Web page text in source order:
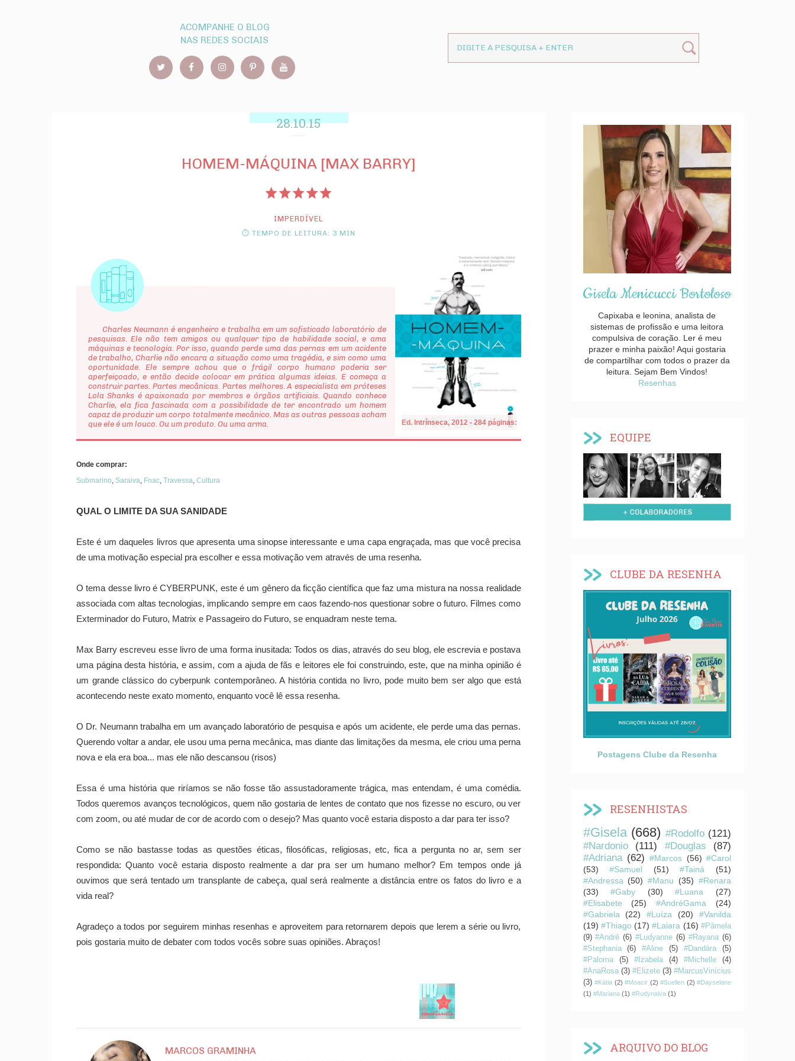
ACOMPANHE O BLOG
NAS REDES SOCIAIS
28.10.15
HOMEM-MÁQUINA [MAX BARRY]
IMPERDÍVEL
⏱ TEMPO DE LEITURA: 3 MIN
Ed. Intrínseca, 2012 - 284 páginas:
Charles Neumann é engenheiro e trabalha em um sofisticado laboratório de
pesquisas. Ele não tem amigos ou qualquer tipo de habilidade social, e ama
máquinas e tecnologia. Por isso, quando perde uma das pernas em um acidente
de trabalho, Charlie não encara a situação como uma tragédia, e sim como uma
oportunidade. Ele sempre achou que o frágil corpo humano poderia ser
aperfeiçoado, e então decide colocar em prática algumas ideias. E começa a
construir partes. Partes mecânicas. Partes melhores. A especialista em próteses
Lola Shanks é apaixonada por membros e órgãos artificiais. Quando conhece
Charlie, ela fica fascinada com a possibilidade de ter encontrado um homem
capaz de produzir um corpo totalmente mecânico. Mas as outras pessoas acham
que ele é um louco. Ou um produto. Ou uma arma.
Onde comprar:
Submarino, Saraiva, Fnac, Travessa, Cultura
QUAL O LIMITE DA SUA SANIDADE
Este é um daqueles livros que apresenta uma sinopse interessante e uma capa engraçada, mas que você precisa
de uma motivação especial pra escolher e essa motivação vem através de uma resenha.
O tema desse livro é CYBERPUNK, este é um gênero da ficção científica que faz uma mistura na nossa realidade
associada com altas tecnologias, implicando sempre em caos fazendo-nos questionar sobre o futuro. Filmes como
Exterminador do Futuro, Matrix e Passageiro do Futuro, se enquadram neste tema.
Max Barry escreveu esse livro de uma forma inusitada: Todos os dias, através do seu blog, ele escrevia e postava
uma página desta história, e assim, com a ajuda de fãs e leitores ele foi construindo, este, que na minha opinião é
um grande clássico do cyberpunk contemporâneo. A história contida no livro, pode muito bem ser algo que está
acontecendo neste exato momento, enquanto você lê essa resenha.
O Dr. Neumann trabalha em um avançado laboratório de pesquisa e após um acidente, ele perde uma das pernas.
Querendo voltar a andar, ele usou uma perna mecânica, mas diante das limitações da mesma, ele criou uma perna
nova e ela era boa... mas ele não descansou (risos)
Essa é uma história que riríamos se não fosse tão assustadoramente trágica, mas entendam, é uma comédia.
Todos queremos avanços tecnológicos, quem não gostaria de lentes de contato que nos fizesse no escuro, ou ver
com zoom, ou até mudar de cor de acordo com o desejo? Mas quanto você estaria disposto a dar para ter isso?
Como se não bastasse todas as questões éticas, filosóficas, religiosas, etc, fica a pergunta no ar, sem ser
respondida: Quanto você estaria disposto realmente a dar pra ser um humano melhor? Em tempos onde já
ouvimos que será tentado um transplante de cabeça, qual será realmente a distância entre os fatos do livro e a
vida real?
Agradeço a todos por seguirem minhas resenhas e aproveitem para retornarem depois que lerem a série ou livro,
pois gostaria muito de debater com todos vocês sobre suas opiniões. Abraços!
MARCOS GRAMINHA
Gisela Menicucci Bortoloso
Capixaba e leonina, analista de
sistemas de profissão e uma leitora
compulsiva de coração. Ler é meu
prazer e minha paixão! Aqui gostaria
de compartilhar com todos o prazer da
leitura. Sejam Bem Vindos!
Resenhas
EQUIPE
CLUBE DA RESENHA
Postagens Clube da Resenha
RESENHISTAS
#Gisela (668) #Rodolfo (121)
#Nardonio
(111) #Douglas
(87)
#Adriana (62) #Marcos (56) #Carol
(53)
#Samuel (51) #Tainá
(51)
#Andressa (50) #Manu (35) #Renara
(33)
#Gaby (30) #Luana
(27)
#Elisabete
(25) #AndréGama
(24)
#Gabriela
(22) #Luíza (20)
#Vanilda
(19) #Thiago (17) #Laiara (16) #Pâmela
(9) #André (6) #Ludyanne (6) #Rayana (6)
#Stephania
(6) #Aline (5) #Dandára
(5)
#Paloma
(5) #Izabela (4) #Michelle
(4)
#AnaRosa (3) #Elizete (3) #MarcusVinícius
(3) #Kátia (2) #Moacir (2) #Suellen (2) #Dayselane
(1) #Mariana (1) #Rudynalva (1)
ARQUIVO DO BLOG